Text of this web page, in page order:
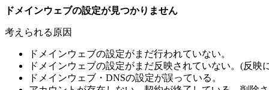
ドメインウェブの設定が見つかりません
考えられる原因
ドメインウェブの設定がまだ行われていない。
ドメインウェブの設定がまだ反映されていない。(反
ドメインウェブ・DNSの設定が誤っている。